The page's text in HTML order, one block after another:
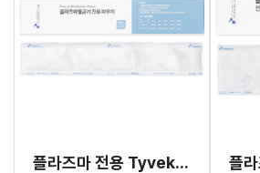
플라즈마 전용 Tyvek 커팅 파우치 5cm x 27cm